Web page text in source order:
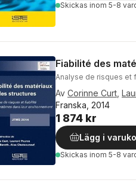
Skickas inom 5-8
Fiabilité des
Analyse de risques et
Av Corinne Curt
Franska, 2014
1 874 kr
Lägg i
Skickas inom 5-8